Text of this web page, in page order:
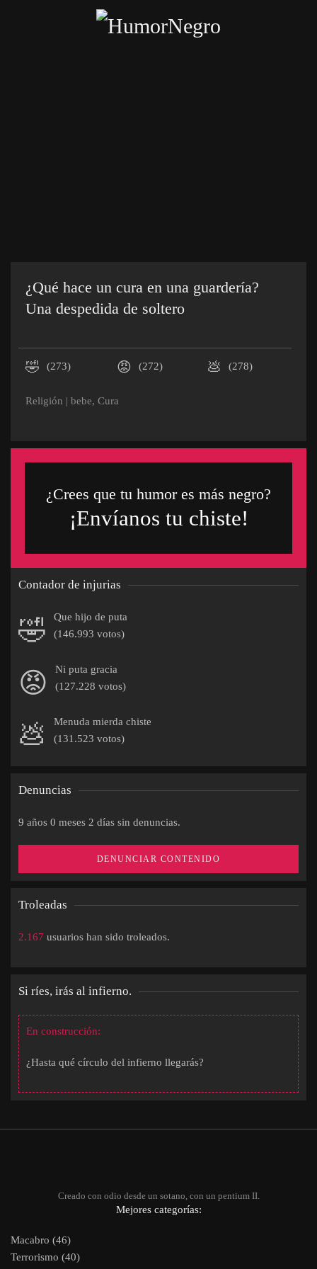
¿Qué hace un cura en una guardería?
Una despedida de soltero
🤣 (273) 😡 (272) 💩 (278)
Religión | bebe, Cura
¿Crees que tu humor es más negro?
¡Envíanos tu chiste!
Contador de injurias
🤣
Que hijo de puta
(146.993 votos)
😡
Ni puta gracia
(127.228 votos)
💩
Menuda mierda chiste
(131.523 votos)
Denuncias
9 años 0 meses 2 días sin denuncias.
DENUNCIAR CONTENIDO
Troleadas
2.167 usuarios han sido troleados.
Si ríes, irás al infierno.
En construcción:
¿Hasta qué círculo del infierno llegarás?
Creado con odio desde un sotano, con un pentium II.
Mejores categorías:
Macabro (46)
Terrorismo (40)